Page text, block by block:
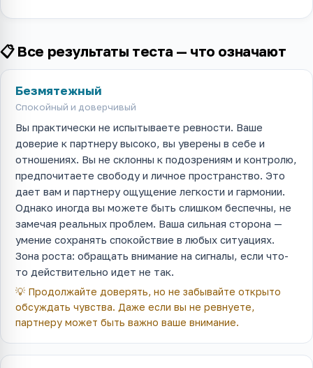
📋 Все результаты теста — что означают
Безмятежный
Спокойный и доверчивый
Вы практически не испытываете ревности. Ваше
доверие к партнеру высоко, вы уверены в себе и
отношениях. Вы не склонны к подозрениям и контролю,
предпочитаете свободу и личное пространство. Это
дает вам и партнеру ощущение легкости и гармонии.
Однако иногда вы можете быть слишком беспечны, не
замечая реальных проблем. Ваша сильная сторона —
умение сохранять спокойствие в любых ситуациях.
Зона роста: обращать внимание на сигналы, если что-
то действительно идет не так.
💡 Продолжайте доверять, но не забывайте открыто
обсуждать чувства. Даже если вы не ревнуете,
партнеру может быть важно ваше внимание.